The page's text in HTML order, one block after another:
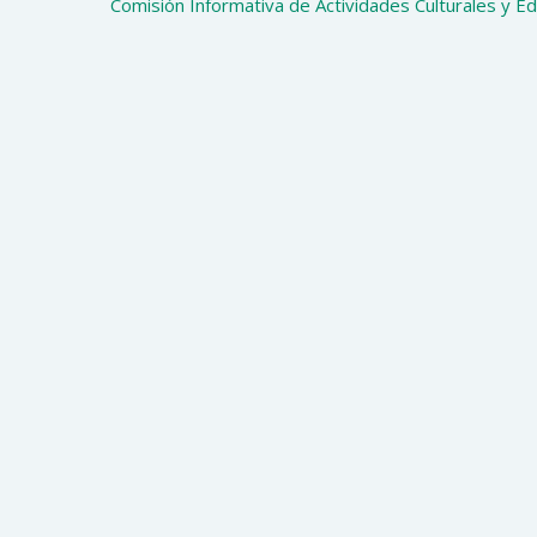
Comisión Informativa de Actividades Culturales y